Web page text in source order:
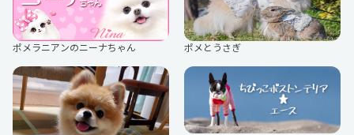
電撃萌王 レーシングミク
ゆるだらカップル 被検体くん。
ポメラニアンのニーナちゃん ポメとうさぎ